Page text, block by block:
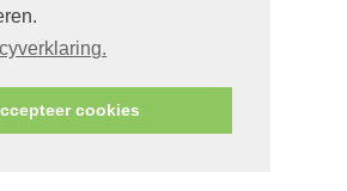
cookies